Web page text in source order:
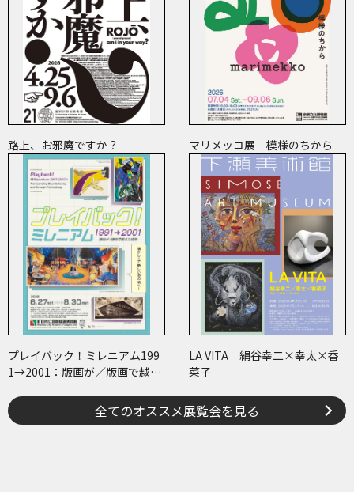
路上、お邪魔ですか？ マリメッコ展 模様のちから
プレイバック！ミレニアム199
1→2001：版画が／版画で越え
LA VITA 絹谷幸二×幸太×香
菜子
全てのオススメ展覧会を見る